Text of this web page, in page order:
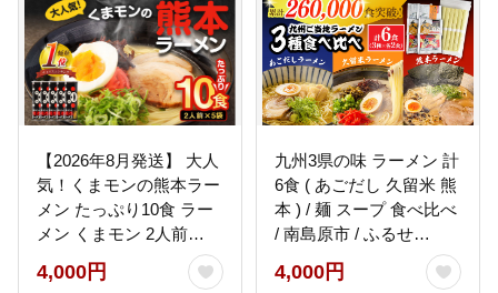
【2026年8月発送】 大人
気！くまモンの熊本ラー
メン たっぷり10食 ラー
メン くまモン 2人前
（176g）×5袋 豚骨ラー
メン 豚骨 ラーメン 即席
4,000円
九州3県の味 ラーメン 計
6食 ( あごだし 久留米 熊
本 ) / 麺 スープ 食べ比べ
/ 南島原市 / ふるせ
[SAQ042]
4,000円